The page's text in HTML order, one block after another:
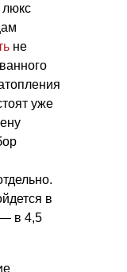
люкс
не
уже
в
в 4,5